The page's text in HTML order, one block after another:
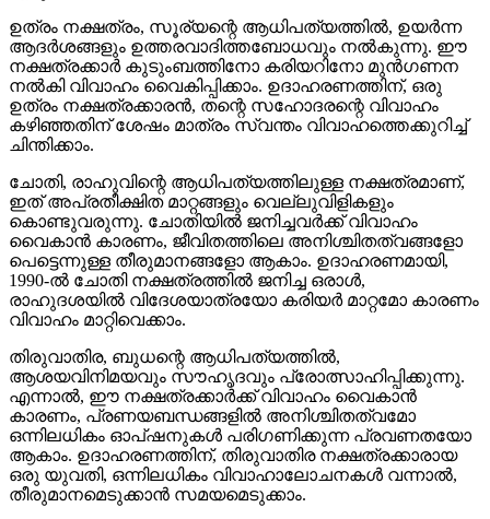
ഉത്രം നക്ഷത്രം, സൂര്യന്റെ ആധിപത്യത്തിൽ, ഉയർന്ന
ആദർശങ്ങളും ഉത്തരവാദിത്തബോധവും നൽകുന്നു. ഈ
നക്ഷത്രക്കാർ കുടുംബത്തിനോ കരിയറിനോ മുൻഗണന
നൽകി വിവാഹം വൈകിപ്പിക്കാം. ഉദാഹരണത്തിന്, ഒരു
ഉത്രം നക്ഷത്രക്കാരൻ, തന്റെ സഹോദരന്റെ വിവാഹം
കഴിഞ്ഞതിന് ശേഷം മാത്രം സ്വന്തം വിവാഹത്തെക്കുറിച്ച്
ചിന്തിക്കാം.
ചോതി, രാഹുവിന്റെ ആധിപത്യത്തിലുള്ള നക്ഷത്രമാണ്,
ഇത് അപ്രതീക്ഷിത മാറ്റങ്ങളും വെല്ലുവിളികളും
കൊണ്ടുവരുന്നു. ചോതിയിൽ ജനിച്ചവർക്ക് വിവാഹം
വൈകാൻ കാരണം, ജീവിതത്തിലെ അനിശ്ചിതത്വങ്ങളോ
പെട്ടെന്നുള്ള തീരുമാനങ്ങളോ ആകാം. ഉദാഹരണമായി,
1990-ൽ ചോതി നക്ഷത്രത്തിൽ ജനിച്ച ഒരാൾ,
രാഹുദശയിൽ വിദേശയാത്രയോ കരിയർ മാറ്റമോ കാരണം
വിവാഹം മാറ്റിവെക്കാം.
തിരുവാതിര, ബുധന്റെ ആധിപത്യത്തിൽ,
ആശയവിനിമയവും സൗഹൃദവും പ്രോത്സാഹിപ്പിക്കുന്നു.
എന്നാൽ, ഈ നക്ഷത്രക്കാർക്ക് വിവാഹം വൈകാൻ
കാരണം, പ്രണയബന്ധങ്ങളിൽ അനിശ്ചിതത്വമോ
ഒന്നിലധികം ഓപ്ഷനുകൾ പരിഗണിക്കുന്ന പ്രവണതയോ
ആകാം. ഉദാഹരണത്തിന്, തിരുവാതിര നക്ഷത്രക്കാരായ
ഒരു യുവതി, ഒന്നിലധികം വിവാഹാലോചനകൾ വന്നാൽ,
തീരുമാനമെടുക്കാൻ സമയമെടുക്കാം.